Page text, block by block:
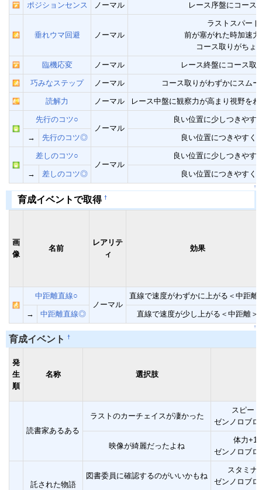
ポジションセンス ノーマル レース序盤にコース
垂れウマ回避 ノーマル
ラストスパー
前が塞がれた時加速
コース取りがちょ
臨機応変 ノーマル レース終盤にコース取
巧みなステップ ノーマル コース取りがわずかにスム
読解力 ノーマル レース中盤に観察力が高まり視野を
先行のコツ○
ノーマル
良い位置に少しつきやす
→ 先行のコツ◎ 良い位置につきやすく
差しのコツ○
ノーマル
良い位置に少しつきやす
→ 差しのコツ◎ 良い位置につきやすく
↑
育成イベントで取得 †
画
像
名前
レアリテ
ィ
効果
中距離直線○
ノーマル
直線で速度がわずかに上がる＜中距離
→ 中距離直線◎ 直線で速度が少し上がる＜中距離＞
↑
育成イベント †
発
生
順
名称 選択肢
読書家あるある
ラストのカーチェイスが凄かった
スピー
ゼンノロブ
映像が綺麗だったよね
体力
ゼンノロブ
託された物語
図書委員に確認するのがいいかもね
スタミナ
ゼンノロブ